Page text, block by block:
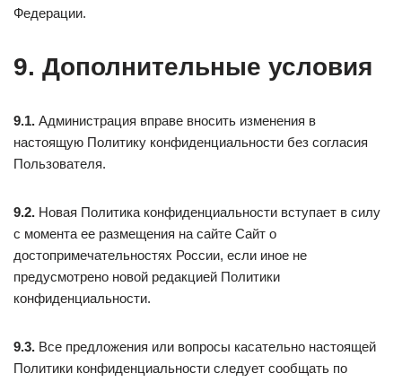
Федерации.
9. Дополнительные условия
9.1. Администрация вправе вносить изменения в
настоящую Политику конфиденциальности без согласия
Пользователя.
9.2. Новая Политика конфиденциальности вступает в силу
с момента ее размещения на сайте Сайт о
достопримечательностях России, если иное не
предусмотрено новой редакцией Политики
конфиденциальности.
9.3. Все предложения или вопросы касательно настоящей
Политики конфиденциальности следует сообщать по